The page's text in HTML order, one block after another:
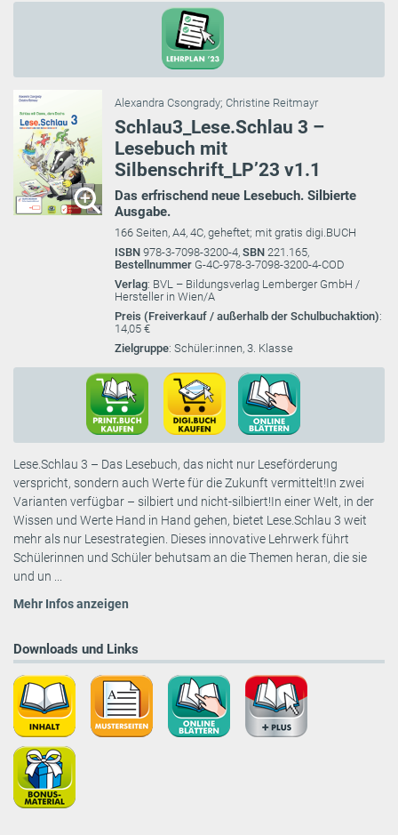
Alexandra Csongrady; Christine Reitmayr
Schlau3_Lese.Schlau 3 –
Lesebuch mit
Silbenschrift_LP’23 v1.1
Das erfrischend neue Lesebuch. Silbierte
Ausgabe.
166 Seiten, A4, 4C, geheftet; mit gratis digi.BUCH
ISBN 978-3-7098-3200-4, SBN 221.165,
Bestellnummer G-4C-978-3-7098-3200-4-COD
Verlag: BVL – Bildungsverlag Lemberger GmbH /
Hersteller in Wien/A
Preis (Freiverkauf / außerhalb der Schulbuchaktion):
14,05 €
Zielgruppe: Schüler:innen, 3. Klasse
Lese.Schlau 3 – Das Lesebuch, das nicht nur Leseförderung
verspricht, sondern auch Werte für die Zukunft vermittelt!In zwei
Varianten verfügbar – silbiert und nicht-silbiert!In einer Welt, in der
Wissen und Werte Hand in Hand gehen, bietet Lese.Schlau 3 weit
mehr als nur Lesestrategien. Dieses innovative Lehrwerk führt
Schülerinnen und Schüler behutsam an die Themen heran, die sie
und un ...
Mehr Infos anzeigen
Downloads und Links